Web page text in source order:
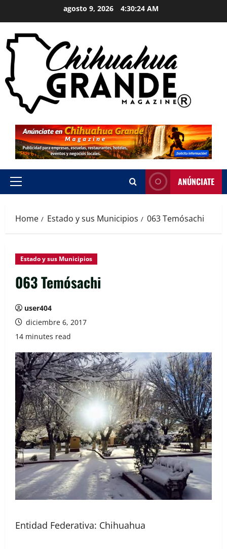
agosto 9, 2026 4:30:25 AM
ANÚNCIATE
Home Estado y sus Municipios 063 Temósachi
Estado y sus Municipios
063 Temósachi
user404
diciembre 6, 2017
14 minutes read
Entidad Federativa: Chihuahua